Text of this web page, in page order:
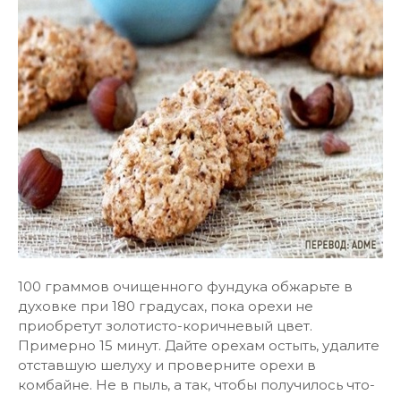
100 граммов очищенного фундука обжарьте в
духовке при 180 градусах, пока орехи не
приобретут золотисто-коричневый цвет.
Примерно 15 минут. Дайте орехам остыть, удалите
отставшую шелуху и проверните орехи в
комбайне. Не в пыль, а так, чтобы получилось что-